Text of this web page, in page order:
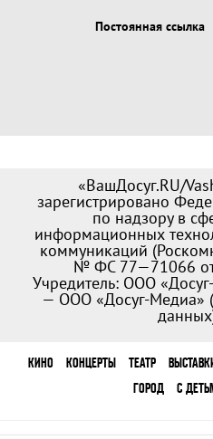
Постоянная ссылка
«ВашДосуг.RU/
зарегистрировано
по надзору в
информационных
коммуникаций
№ ФС 77—71066
Учредитель: ООО
— ООО «Досуг-Медиа» (
данных
КИНО КОНЦЕРТЫ ТЕАТР
ГОРОД
С